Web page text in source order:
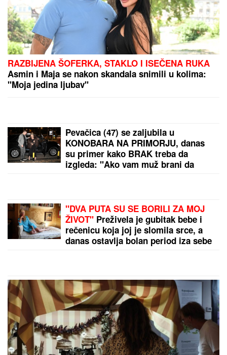
ARAKČI JASAN: Muslimanske zemlje treba da se
oslone na sebe
Kurti moli, opozicija ga ponižava!